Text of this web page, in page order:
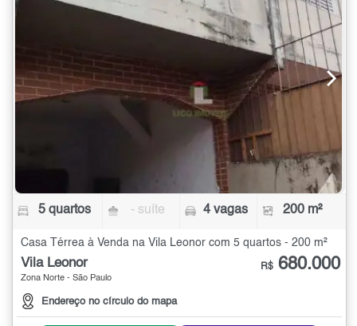
5 quartos - suíte 4 vagas 200 m²
Casa Térrea à Venda na Vila Leonor com 5 quartos - 200 m²
Vila Leonor
Zona Norte - São Paulo
Endereço no círculo do mapa
R$ 680.000